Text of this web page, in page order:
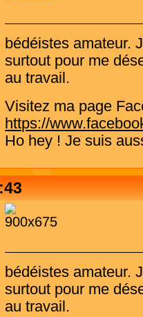
bédéistes amateur.
surtout pour me
au travail.
Visitez ma page
https://
Ho hey ! Je suis
bédéistes amateur.
surtout pour me
au travail.